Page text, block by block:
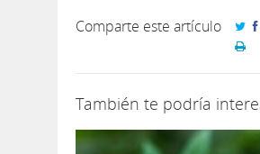
Comparte este artículo
También te podría